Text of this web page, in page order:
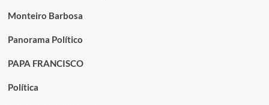
Monteiro Barbosa
Panorama Político
PAPA FRANCISCO
Política